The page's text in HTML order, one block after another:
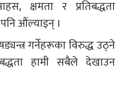
क्षमता र प्रतिबद्धता
औंल्याइन् ।
गर्नेहरूका विरुद्ध उठ्ने
हामी सबैले देखाउन